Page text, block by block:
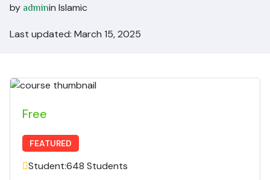
by adminin Islamic
Last updated: March 15, 2025
Free
FEATURED
Student:648 Students